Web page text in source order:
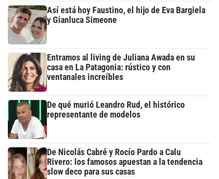
Así está hoy Faustino, el hijo de Eva Bargiela
y Gianluca Simeone
Entramos al living de Juliana Awada en su
casa en La Patagonia: rústico y con
ventanales increíbles
De qué murió Leandro Rud, el histórico
representante de modelos
De Nicolás Cabré y Rocío Pardo a Calu
Rivero: los famosos apuestan a la tendencia
slow deco para sus casas